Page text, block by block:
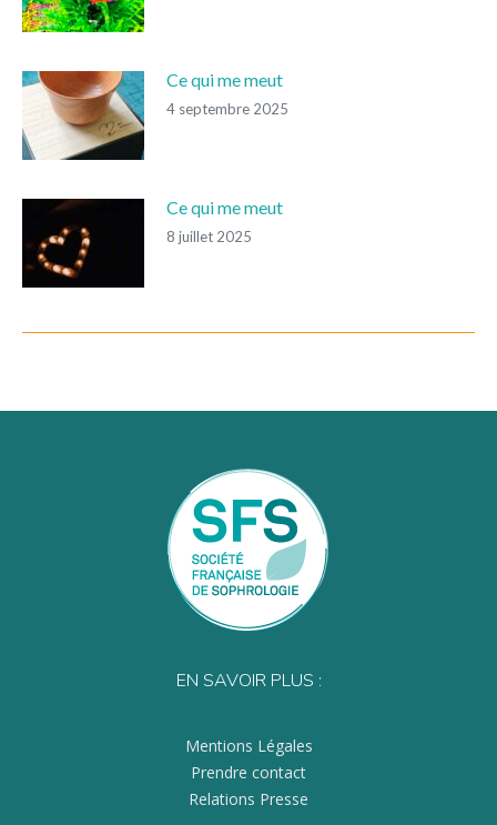
Ce qui me meut
4 septembre 2025
Ce qui me meut
8 juillet 2025
EN SAVOIR PLUS :
Mentions Légales
Prendre contact
Relations Presse